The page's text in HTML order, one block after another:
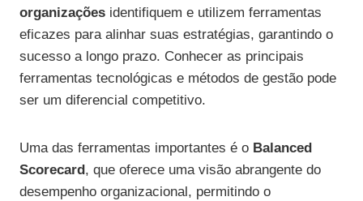
organizações identifiquem e utilizem ferramentas
eficazes para alinhar suas estratégias, garantindo o
sucesso a longo prazo. Conhecer as principais
ferramentas tecnológicas e métodos de gestão pode
ser um diferencial competitivo.
Uma das ferramentas importantes é o Balanced
Scorecard , que oferece uma visão abrangente do
desempenho organizacional, permitindo o